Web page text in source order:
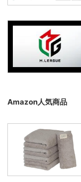
Amazon人気商品